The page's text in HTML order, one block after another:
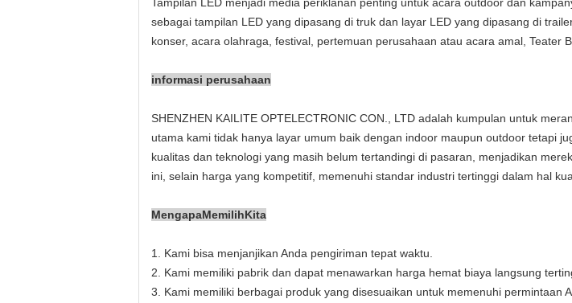
sebagai tampilan LED yang dipasang di truk dan layar LED yang dipasang di
konser, acara olahraga, festival, pertemuan perusahaan atau acara amal, Teater
informasi perusahaan
SHENZHEN KAILITE OPTELECTRONIC CON., LTD adalah kumpulan untuk
utama kami tidak hanya layar umum baik dengan indoor maupun outdoor tetapi
kualitas dan teknologi yang masih belum tertandingi di pasaran, menjadikan
ini, selain harga yang kompetitif, memenuhi standar industri tertinggi dalam hal
MengapaMemilihKita
1. Kami bisa menjanjikan Anda pengiriman tepat waktu.
2. Kami memiliki pabrik dan dapat menawarkan harga hemat biaya langsung
3. Kami memiliki berbagai produk yang disesuaikan untuk memenuhi permintaan